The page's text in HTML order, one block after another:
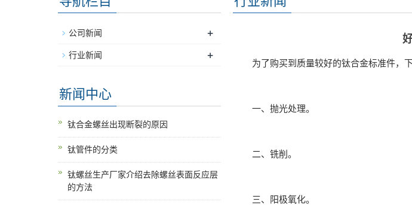
为了购买到质量较好的钛合金标准件，下
一、抛光处理。
二、铣削。
三、阳极氧化。
公司新闻 +
行业新闻 +
新闻中心
钛合金螺丝出现断裂的原因
钛管件的分类
钛螺丝生产厂家介绍去除螺丝表面反应层
的方法